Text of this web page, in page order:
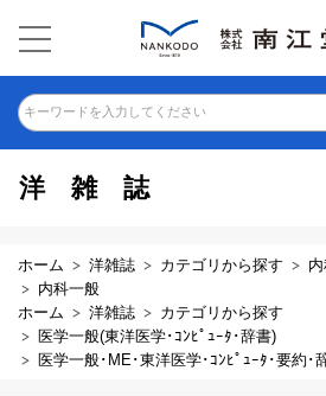
キーワードを入力してください
洋雑誌
ホーム 洋雑誌 カテゴリから探す
内科一般
ホーム
洋雑誌
カテゴリから探す
医学一般(東洋医学･ｺﾝﾋﾟｭｰﾀ･辞書)
医学一般･ME･東洋医学･ｺﾝﾋﾟｭｰﾀ･要約･